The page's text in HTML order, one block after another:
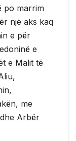
po marrim
një aks kaq
e për
e
e Malit të
me
Arbër